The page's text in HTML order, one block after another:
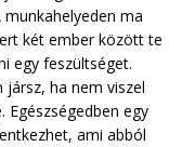
ma
két ember között te
egy feszültséget.
ha nem viszel
Egészségedben egy
ami abból